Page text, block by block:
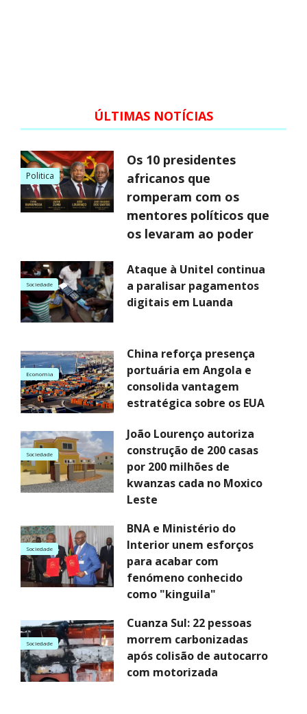
ÚLTIMAS NOTÍCIAS
Politica
Os 10 presidentes
africanos que
romperam com os
mentores políticos que
os levaram ao poder
Sociedade
Ataque à Unitel continua
a paralisar pagamentos
digitais em Luanda
Economia
China reforça presença
portuária em Angola e
consolida vantagem
estratégica sobre os EUA
Sociedade
João Lourenço autoriza
construção de 200 casas
por 200 milhões de
kwanzas cada no Moxico
Leste
Sociedade
BNA e Ministério do
Interior unem esforços
para acabar com
fenómeno conhecido
como "kinguila"
Sociedade
Cuanza Sul: 22 pessoas
morrem carbonizadas
após colisão de autocarro
com motorizada